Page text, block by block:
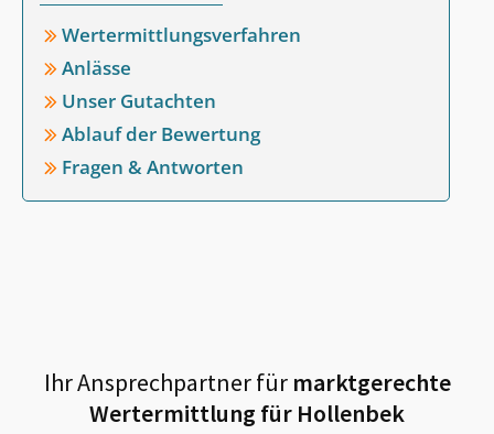
Wertermittlungsverfahren
Anlässe
Unser Gutachten
Ablauf der Bewertung
Fragen & Antworten
Ihr Ansprechpartner fürmarktgerechte
Wertermittlung für Hollenbek